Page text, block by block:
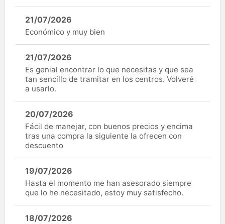
21/07/2026
Económico y muy bien
21/07/2026
Es genial encontrar lo que necesitas y que sea
tan sencillo de tramitar en los centros. Volveré
a usarlo.
20/07/2026
Fácil de manejar, con buenos precios y encima
tras una compra la siguiente la ofrecen con
descuento
19/07/2026
Hasta el momento me han asesorado siempre
que lo he necesitado, estoy muy satisfecho.
18/07/2026